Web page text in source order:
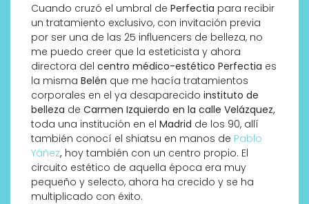
Cuando cruzó el umbral de Perfectia para recibir
un tratamiento exclusivo, con invitación previa
por ser una de las 25 influencers de belleza, no
me puedo creer que la esteticista y ahora
directora del centro médico-estético Perfectia es
la misma Belén que me hacía tratamientos
corporales en el ya desaparecido instituto de
belleza de Carmen Izquierdo en la calle Velázquez,
toda una institución en el Madrid de los 90, allí
también conocí el shiatsu en manos de Pablo
Yáñez, hoy también con un centro propio. El
circuito estético de aquella época era muy
pequeño y selecto, ahora ha crecido y se ha
multiplicado con éxito.